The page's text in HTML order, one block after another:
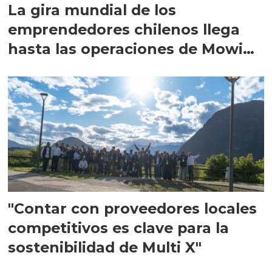
La gira mundial de los
emprendedores chilenos llega
hasta las operaciones de Mowi
"Contar con proveedores locales
competitivos es clave para la
sostenibilidad de Multi X"